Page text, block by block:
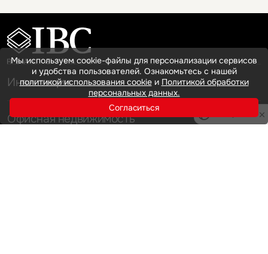
Инвестиции
Офисная недвижимость
Мы используем cookie-файлы для персонализации сервисов
и удобства пользователей. Ознакомьтесь с нашей
политикой использования cookieи Политикой обработки
персональных данных.
Согласиться